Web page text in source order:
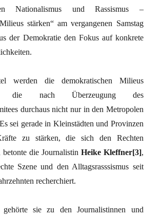
Nationalismus und Rassismus –
stärken“ am vergangenen Samstag
der Demokratie den Fokus auf konkrete
werden die demokratischen Milieus
die nach Überzeugung des
durchaus nicht nur in den Metropolen
sei gerade in Kleinstädten und Provinzen
zu stärken, die sich den Rechten
betonte die Journalistin Heike Kleffner[3],
Szene und den Alltagsrasssismus seit
recherchiert.
sie zu den Journalistinnen und